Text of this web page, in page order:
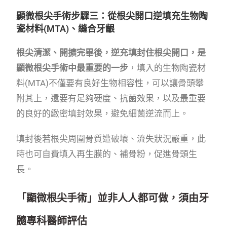
顯微根尖手術步驟三：從根尖開口逆填充生物陶
瓷材料(MTA)、縫合牙齦
根尖清潔、開擴完畢後，逆充填封住根尖開口，是
顯微根尖手術中最重要的一步 ，填入的生物陶瓷材
料(MTA)不僅要有良好生物相容性，可以讓骨頭攀
附其上，還要有足夠硬度、抗菌效果，以及最重要
的良好的緻密填封效果，避免細菌逆流而上。
填封後若根尖周圍骨質遭破壞、流失狀況嚴重，此
時也可自費填入再生膜的、補骨粉，促進骨頭生
長。
「顯微根尖手術」並非人人都可做，須由牙
髓專科醫師評估